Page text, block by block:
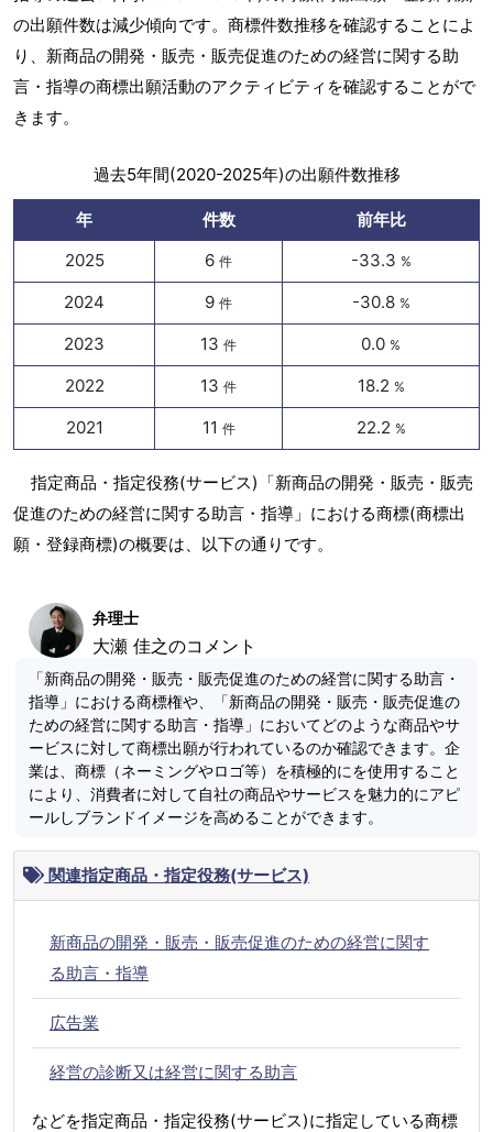
の出願件数は減少傾向です。商標件数推移を確認することによ
り、新商品の開発・販売・販売促進のための経営に関する助
言・指導の商標出願活動のアクティビティを確認することがで
きます。
過去5年間(2020-2025年)の出願件数推移
年 件数
前年比
2025
6 件 -33.3 %
2024 9 件 -30.8 %
2023 13 件 0.0 %
2022 13 件 18.2 %
2021 11 件 22.2 %
指定商品・指定役務(サービス)「新商品の開発・販売・販売
促進のための経営に関する助言・指導」における商標(商標出
願・登録商標)の概要は、以下の通りです。
弁理士
大瀬 佳之のコメント
「新商品の開発・販売・販売促進のための経営に関する助言・
指導」における商標権や、「新商品の開発・販売・販売促進の
ための経営に関する助言・指導」においてどのような商品やサ
ービスに対して商標出願が行われているのか確認できます。企
業は、商標（ネーミングやロゴ等）を積極的にを使用すること
により、消費者に対して自社の商品やサービスを魅力的にアピ
ールしブランドイメージを高めることができます。
関連指定商品・指定役務(サービス)
新商品の開発・販売・販売促進のための経営に関す
る助言・指導
広告業
経営の診断又は経営に関する助言
などを指定商品・指定役務(サービス)に指定している商標